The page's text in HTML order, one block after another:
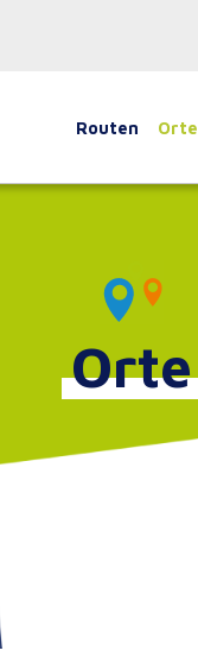
Routen Orte
Orte